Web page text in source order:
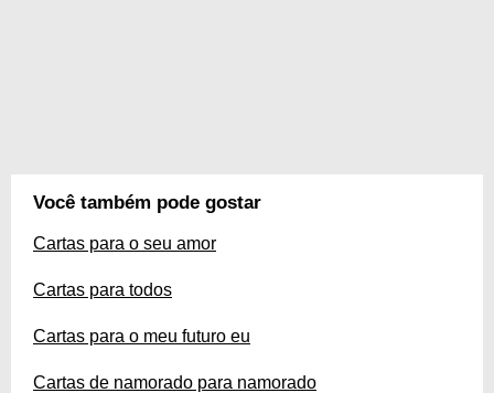
Você também pode gostar
Cartas para o seu amor
Cartas para todos
Cartas para o meu futuro eu
Cartas de namorado para namorado